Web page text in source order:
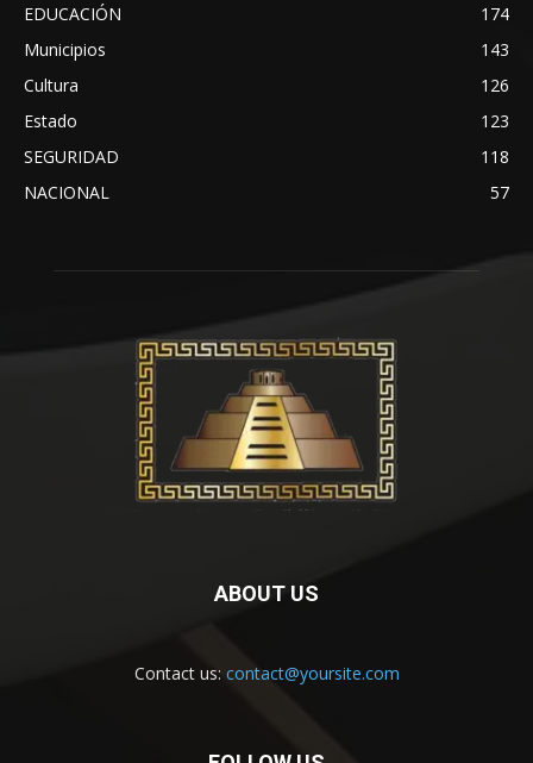
EDUCACIÓN
174
Municipios
143
Cultura
126
Estado
123
SEGURIDAD
118
NACIONAL
57
ABOUT US
Contact us: contact@yoursite.com